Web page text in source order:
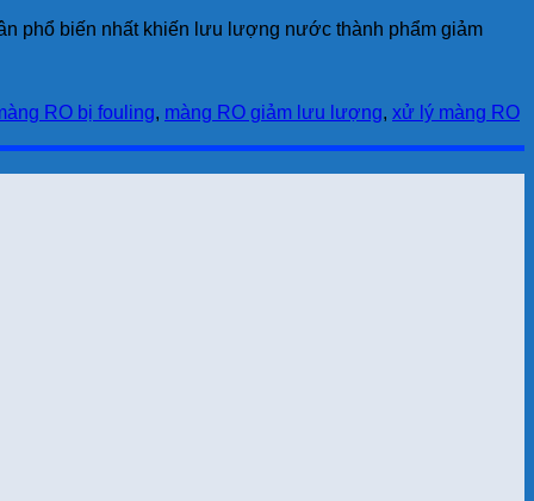
phổ biến nhất khiến lưu lượng nước thành phẩm giảm
RO bị fouling, màng RO giảm lưu lượng, xử lý màng RO